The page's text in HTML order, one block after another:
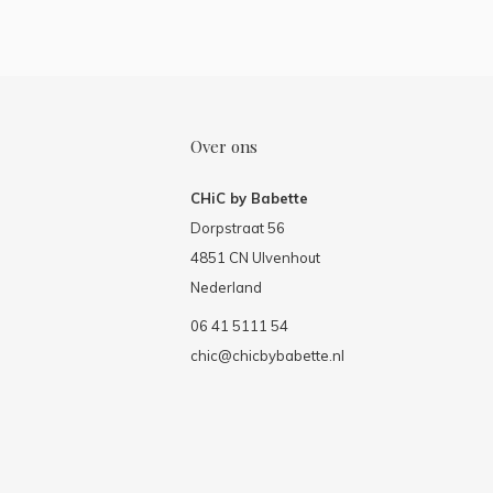
Over ons
CHiC by Babette
Dorpstraat 56
4851 CN Ulvenhout
Nederland
06 41 5111 54
chic@chicbybabette.nl